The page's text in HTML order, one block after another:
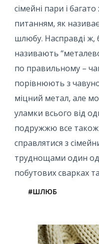
сімейні пари і
питанням, як
шлюбу. Насправді
називають
по правильному –
порівнюють з
міцний метал, але
уламки всього від
подружжю все також
справлятися з
труднощами один
побутових сварках
#ШЛЮБ